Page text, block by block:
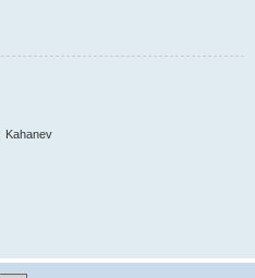
Kahanev